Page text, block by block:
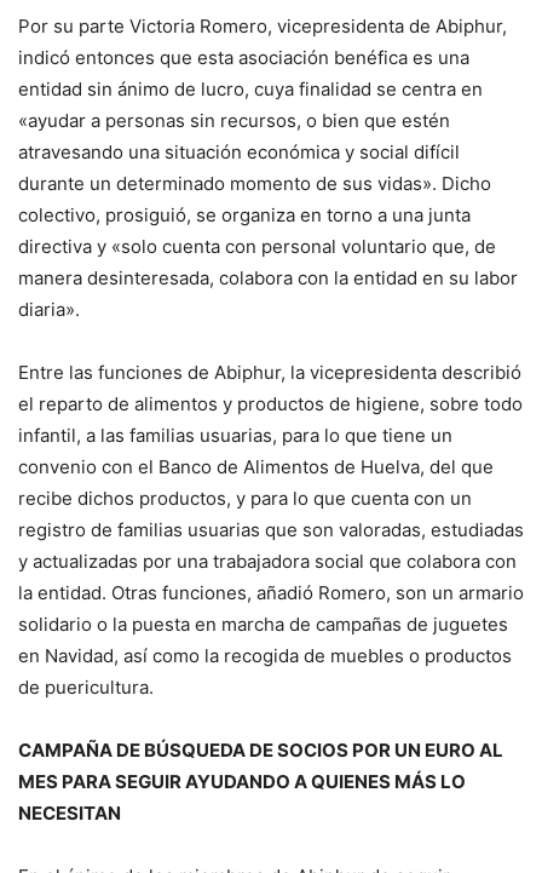
Por su parte Victoria Romero, vicepresidenta de Abiphur,
indicó entonces que esta asociación benéfica es una
entidad sin ánimo de lucro, cuya finalidad se centra en
«ayudar a personas sin recursos, o bien que estén
atravesando una situación económica y social difícil
durante un determinado momento de sus vidas». Dicho
colectivo, prosiguió, se organiza en torno a una junta
directiva y «solo cuenta con personal voluntario que, de
manera desinteresada, colabora con la entidad en su labor
diaria».
Entre las funciones de Abiphur, la vicepresidenta describió
el reparto de alimentos y productos de higiene, sobre todo
infantil, a las familias usuarias, para lo que tiene un
convenio con el Banco de Alimentos de Huelva, del que
recibe dichos productos, y para lo que cuenta con un
registro de familias usuarias que son valoradas, estudiadas
y actualizadas por una trabajadora social que colabora con
la entidad. Otras funciones, añadió Romero, son un armario
solidario o la puesta en marcha de campañas de juguetes
en Navidad, así como la recogida de muebles o productos
de puericultura.
CAMPAÑA DE BÚSQUEDA DE SOCIOS POR UN EURO AL
MES PARA SEGUIR AYUDANDO A QUIENES MÁS LO
NECESITAN